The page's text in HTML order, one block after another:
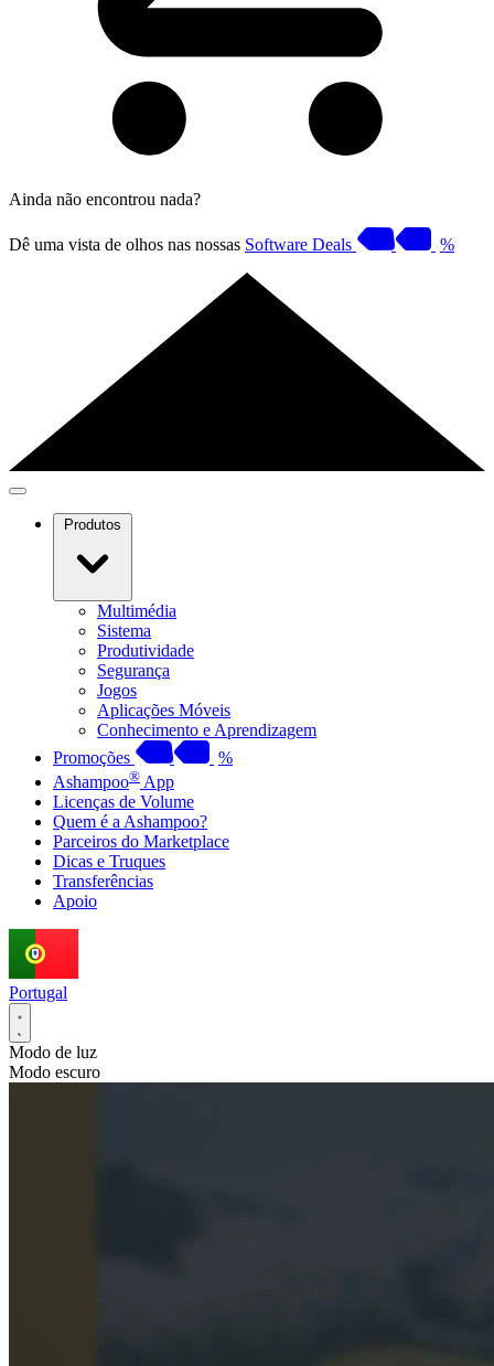
Ainda não encontrou nada?
Dê uma vista de olhos nas nossas Software Deals %
Produtos
Multimédia
Sistema
Produtividade
Segurança
Jogos
Aplicações Móveis
Conhecimento e Aprendizagem
Promoções
%
Ashampoo® App
Licenças de Volume
Quem é a Ashampoo?
Parceiros do Marketplace
Dicas e Truques
Transferências
Apoio
Portugal
Modo de luz
Modo escuro